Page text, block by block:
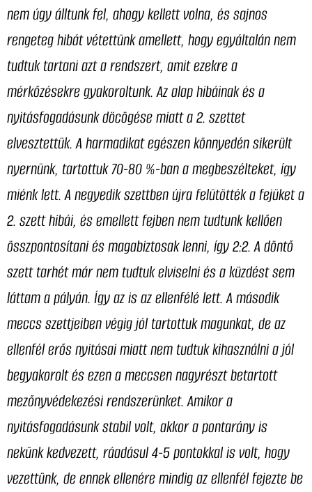
nem úgy álltunk fel, ahogy kellett volna, és sajnos
rengeteg hibát vétettünk amellett, hogy egyáltalán nem
tudtuk tartani azt a rendszert, amit ezekre a
mérkőzésekre gyakoroltunk. Az alap hibáinak és a
nyitásfogadásunk döcögése miatt a 2. szettet
elvesztettük. A harmadikat egészen könnyedén sikerült
nyernünk, tartottuk 70-80 %-ban a megbeszélteket, így
miénk lett. A negyedik szettben újra felütötték a fejüket a
2. szett hibái, és emellett fejben nem tudtunk kellően
összpontosítani és magabiztosak lenni, így 2:2. A döntő
szett tarhét már nem tudtuk elviselni és a küzdést sem
láttam a pályán. Így az is az ellenfélé lett. A második
meccs szettjeiben végig jól tartottuk magunkat, de az
ellenfél erős nyitásai miatt nem tudtuk kihasználni a jól
begyakorolt és ezen a meccsen nagyrészt betartott
mezőnyvédekezési rendszerünket. Amikor a
nyitásfogadásunk stabil volt, akkor a pontarány is
nekünk kedvezett, ráadásul 4-5 pontokkal is volt, hogy
vezettünk, de ennek ellenére mindig az ellenfél fejezte be